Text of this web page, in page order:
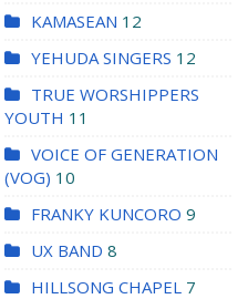
KAMASEAN 12
YEHUDA SINGERS 12
TRUE WORSHIPPERS
YOUTH 11
VOICE OF GENERATION
(VOG) 10
FRANKY KUNCORO 9
UX BAND 8
HILLSONG CHAPEL 7